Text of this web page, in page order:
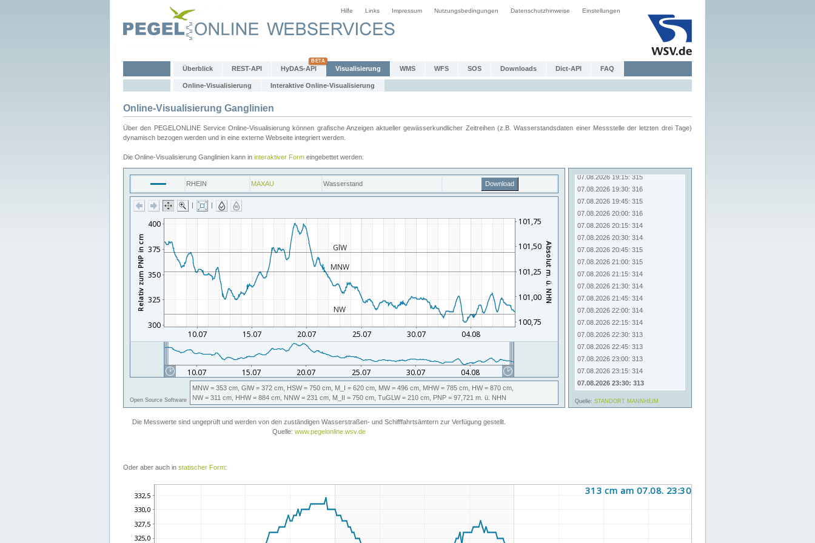
Hilfe Links Impressum Nutzungsbedingungen Datenschutzhinweise Einstellungen
Überblick REST-API HyDAS-API Visualisierung WMS WFS SOS Downloads Dict-API FAQ
Online-Visualisierung Interaktive Online-Visualisierung
Online-Visualisierung Ganglinien
Über den PEGELONLINE Service Online-Visualisierung können grafische Anzeigen aktueller gewässerkundlicher Zeitreihen (z.B. Wasserstandsdaten einer Messstelle der letzten drei Tage)
dynamisch bezogen werden und in eine externe Webseite integriert werden.
Die Online-Visualisierung Ganglinien kann in interaktiver Form eingebettet werden:
Oder aber auch in statischer Form: